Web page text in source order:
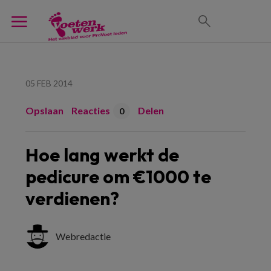
05 FEB 2014
Opslaan Reacties 0 Delen
Hoe lang werkt de
pedicure om €1000 te
verdienen?
Webredactie